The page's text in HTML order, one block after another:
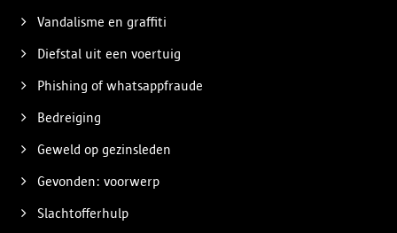
Vandalisme en graffiti
Diefstal uit een voertuig
Phishing of whatsappfraude
Bedreiging
Geweld op gezinsleden
Gevonden: voorwerp
Slachtofferhulp